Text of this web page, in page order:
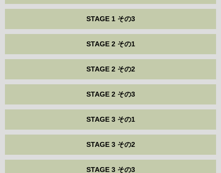
STAGE 1 その3
STAGE 2 その1
STAGE 2 その2
STAGE 2 その3
STAGE 3 その1
STAGE 3 その2
STAGE 3 その3